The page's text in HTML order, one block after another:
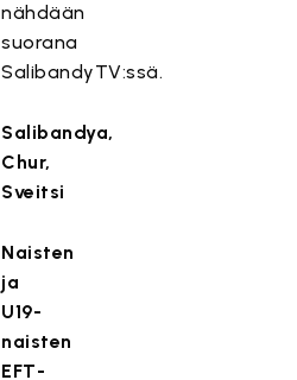
nähdään
suorana
SalibandyTV:ssä.
Salibandya,
Chur,
Sveitsi
Naisten
ja
U19-
naisten
EFT-